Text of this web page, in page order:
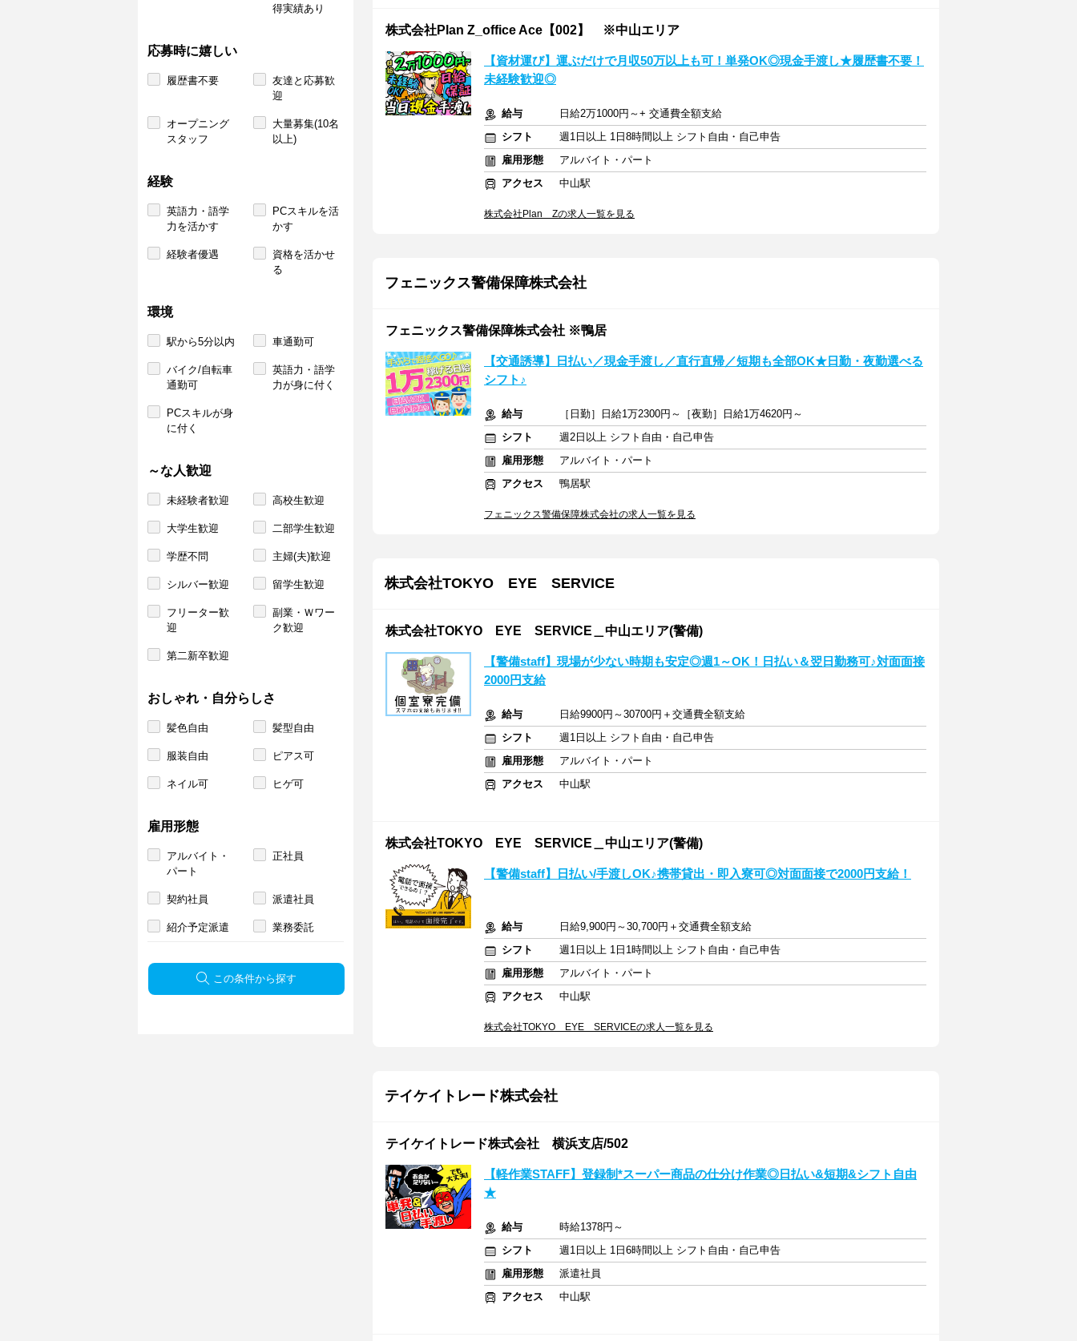
得実績あり
応募時に嬉しい
履歴書不要
友達と応募歓
迎
オープニング
スタッフ
大量募集(10名
以上)
経験
英語力・語学
力を活かす
PCスキルを活
かす
経験者優遇
資格を活かせ
る
環境
駅から5分以内 車通勤可
バイク/自転車
通勤可
英語力・語学
力が身に付く
PCスキルが身
に付く
～な人歓迎
未経験者歓迎 高校生歓迎
大学生歓迎 二部学生歓迎
学歴不問 主婦(夫)歓迎
シルバー歓迎 留学生歓迎
フリーター歓
迎
副業・Ｗワー
ク歓迎
第二新卒歓迎
おしゃれ・自分らしさ
髪色自由 髪型自由
服装自由 ピアス可
ネイル可 ヒゲ可
雇用形態
アルバイト・
パート
正社員
契約社員 派遣社員
紹介予定派遣 業務委託
この条件から探す
株式会社Plan Z_office Ace【002】 ※中山エリア
【資材運び】運ぶだけで月収50万以上も可！単発OK◎現金手渡し★履歴書不要！
未経験歓迎◎
給与
日給2万1000円～+ 交通費全額支給
シフト
週1日以上 1日8時間以上 シフト自由・自己申告
雇用形態
アルバイト・パート
アクセス
中山駅
株式会社Plan Zの求人一覧を見る
フェニックス警備保障株式会社
フェニックス警備保障株式会社 ※鴨居
【交通誘導】日払い／現金手渡し／直行直帰／短期も全部OK★日勤・夜勤選べる
シフト♪
給与
［日勤］日給1万2300円～［夜勤］日給1万4620円～
シフト
週2日以上 シフト自由・自己申告
雇用形態
アルバイト・パート
アクセス
鴨居駅
フェニックス警備保障株式会社の求人一覧を見る
株式会社TOKYO EYE SERVICE
株式会社TOKYO EYE SERVICE＿中山エリア(警備)
【警備staff】現場が少ない時期も安定◎週1～OK！日払い＆翌日勤務可♪対面面接
2000円支給
給与
日給9900円～30700円＋交通費全額支給
シフト
週1日以上 シフト自由・自己申告
雇用形態
アルバイト・パート
アクセス
中山駅
株式会社TOKYO EYE SERVICE＿中山エリア(警備)
【警備staff】日払い/手渡しOK♪携帯貸出・即入寮可◎対面面接で2000円支給！
給与
日給9,900円～30,700円＋交通費全額支給
シフト
週1日以上 1日1時間以上 シフト自由・自己申告
雇用形態
アルバイト・パート
アクセス
中山駅
株式会社TOKYO EYE SERVICEの求人一覧を見る
テイケイトレード株式会社
テイケイトレード株式会社 横浜支店/502
【軽作業STAFF】登録制*スーパー商品の仕分け作業◎日払い&短期&シフト自由
★
給与
時給1378円～
シフト
週1日以上 1日6時間以上 シフト自由・自己申告
雇用形態
派遣社員
アクセス
中山駅